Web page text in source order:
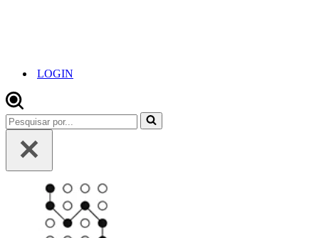
LOGIN
Pesquisar
por...